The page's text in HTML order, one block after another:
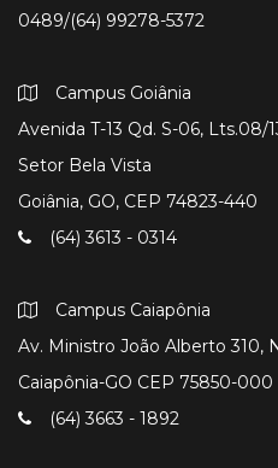
0489/(64) 99278-5372
Campus Goiânia
Avenida T-13 Qd. S-06, Lts.08/
Setor Bela Vista
Goiânia, GO, CEP 74823-440
(64) 3613 - 0314
Campus Caiapônia
Av. Ministro João Alberto 310,
Caiapônia-GO CEP 75850-000
(64) 3663 - 1892